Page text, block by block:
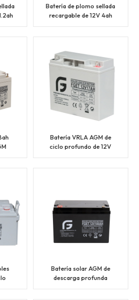
Batería de plomo sellada
recargable de 12V 4ah
Batería VRLA AGM de
ciclo profundo de 12V
Batería solar AGM de
descarga profunda